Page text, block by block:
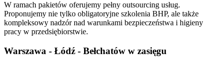
W ramach pakietów oferujemy pełny outsourcing usług.
Proponujemy nie tylko obligatoryjne szkolenia BHP, ale także
kompleksowy nadzór nad warunkami bezpieczeństwa i higieny
pracy w przedsiębiorstwie.
Warszawa - Łódź - Bełchatów w zasięgu